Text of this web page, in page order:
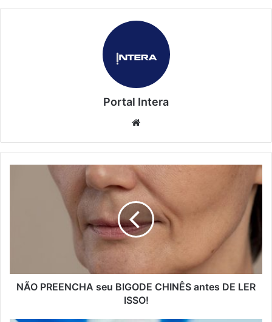
Portal Intera
NÃO PREENCHA seu BIGODE CHINÊS antes DE LER
ISSO!